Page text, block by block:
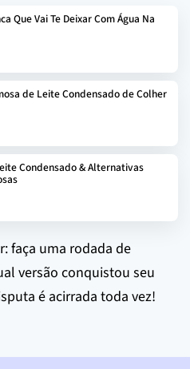
Que Vai Te Deixar Com Água Na
de Leite Condensado de Colher
Condensado & Alternativas
faça uma rodada de
versão conquistou seu
é acirrada toda vez!